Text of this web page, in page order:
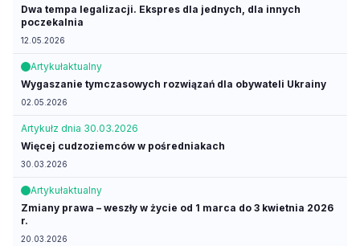
Dwa tempa legalizacji. Ekspres dla jednych, dla innych
poczekalnia
12.05.2026
Artykułaktualny
Wygaszanie tymczasowych rozwiązań dla obywateli Ukrainy
02.05.2026
Artykułz dnia 30.03.2026
Więcej cudzoziemców w pośredniakach
30.03.2026
Artykułaktualny
Zmiany prawa – weszły w życie od 1 marca do 3 kwietnia 2026
r.
20.03.2026